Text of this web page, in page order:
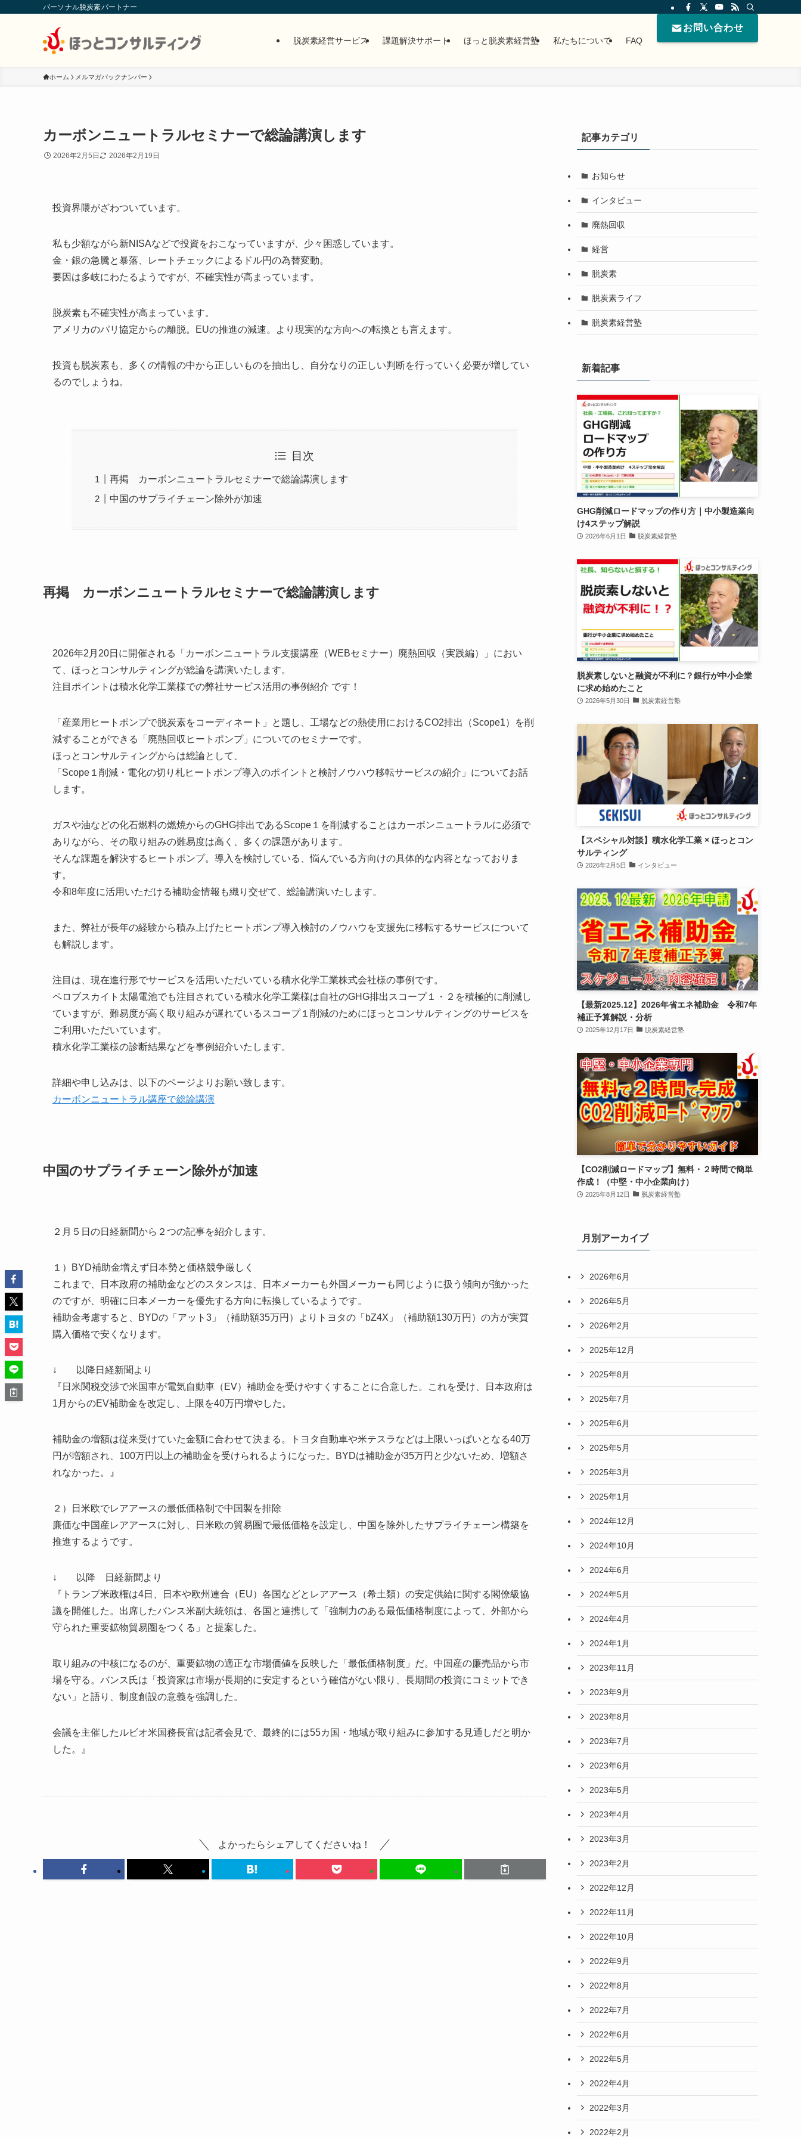
パーソナル脱炭素パートナー
脱炭素経営サービス 課題解決サポート ほっと脱炭素経営塾 私たちについて FAQ
お問い合わせ
ホーム メルマガバックナンバー
カーボンニュートラルセミナーで総論講演します
2026年2月5日 2026年2月19日
投資界隈がざわついています。
私も少額ながら新NISAなどで投資をおこなっていますが、少々困惑しています。
金・銀の急騰と暴落、レートチェックによるドル円の為替変動。
要因は多岐にわたるようですが、不確実性が高まっています。
脱炭素も不確実性が高まっています。
アメリカのパリ協定からの離脱。EUの推進の減速。より現実的な方向への転換とも言えます。
投資も脱炭素も、多くの情報の中から正しいものを抽出し、自分なりの正しい判断を行っていく必要が増してい
るのでしょうね。
目次
再掲 カーボンニュートラルセミナーで総論講演します
中国のサプライチェーン除外が加速
再掲 カーボンニュートラルセミナーで総論講演します
2026年2月20日に開催される「カーボンニュートラル支援講座（WEBセミナー）廃熱回収（実践編）」におい
て、ほっとコンサルティングが総論を講演いたします。
注目ポイントは積水化学工業様での弊社サービス活用の事例紹介 です！
「産業用ヒートポンプで脱炭素をコーディネート」と題し、工場などの熱使用におけるCO2排出（Scope1）を削
減することができる「廃熱回収ヒートポンプ」についてのセミナーです。
ほっとコンサルティングからは総論として、
「Scope１削減・電化の切り札ヒートポンプ導入のポイントと検討ノウハウ移転サービスの紹介」についてお話
します。
ガスや油などの化石燃料の燃焼からのGHG排出であるScope１を削減することはカーボンニュートラルに必須で
ありながら、その取り組みの難易度は高く、多くの課題があります。
そんな課題を解決するヒートポンプ。導入を検討している、悩んでいる方向けの具体的な内容となっておりま
す。
令和8年度に活用いただける補助金情報も織り交ぜて、総論講演いたします。
また、弊社が長年の経験から積み上げたヒートポンプ導入検討のノウハウを支援先に移転するサービスについて
も解説します。
注目は、現在進行形でサービスを活用いただいている積水化学工業株式会社様の事例です。
ペロブスカイト太陽電池でも注目されている積水化学工業様は自社のGHG排出スコープ１・２を積極的に削減し
ていますが、難易度が高く取り組みが遅れているスコープ１削減のためにほっとコンサルティングのサービスを
ご利用いただいています。
積水化学工業様の診断結果などを事例紹介いたします。
詳細や申し込みは、以下のページよりお願い致します。
カーボンニュートラル講座で総論講演
中国のサプライチェーン除外が加速
２月５日の日経新聞から２つの記事を紹介します。
１）BYD補助金増えず日本勢と価格競争厳しく
これまで、日本政府の補助金などのスタンスは、日本メーカーも外国メーカーも同じように扱う傾向が強かった
のですが、明確に日本メーカーを優先する方向に転換しているようです。
補助金考慮すると、BYDの「アット3」（補助額35万円）よりトヨタの「bZ4X」（補助額130万円）の方が実質
購入価格で安くなります。
↓ 以降日経新聞より
『日米関税交渉で米国車が電気自動車（EV）補助金を受けやすくすることに合意した。これを受け、日本政府は
1月からのEV補助金を改定し、上限を40万円増やした。
補助金の増額は従来受けていた金額に合わせて決まる。トヨタ自動車や米テスラなどは上限いっぱいとなる40万
円が増額され、100万円以上の補助金を受けられるようになった。BYDは補助金が35万円と少ないため、増額さ
れなかった。』
２）日米欧でレアアースの最低価格制で中国製を排除
廉価な中国産レアアースに対し、日米欧の貿易圏で最低価格を設定し、中国を除外したサプライチェーン構築を
推進するようです。
↓ 以降 日経新聞より
『トランプ米政権は4日、日本や欧州連合（EU）各国などとレアアース（希土類）の安定供給に関する閣僚級協
議を開催した。出席したバンス米副大統領は、各国と連携して「強制力のある最低価格制度によって、外部から
守られた重要鉱物貿易圏をつくる」と提案した。
取り組みの中核になるのが、重要鉱物の適正な市場価値を反映した「最低価格制度」だ。中国産の廉売品から市
場を守る。バンス氏は「投資家は市場が長期的に安定するという確信がない限り、長期間の投資にコミットでき
ない」と語り、制度創設の意義を強調した。
会議を主催したルビオ米国務長官は記者会見で、最終的には55カ国・地域が取り組みに参加する見通しだと明か
した。』
よかったらシェアしてくださいね！
記事カテゴリ
お知らせ
インタビュー
廃熱回収
経営
脱炭素
脱炭素ライフ
脱炭素経営塾
新着記事
GHG削減ロードマップの作り方｜中小製造業向
け4ステップ解説
2026年6月1日 脱炭素経営塾
脱炭素しないと融資が不利に？銀行が中小企業
に求め始めたこと
2026年5月30日 脱炭素経営塾
【スペシャル対談】積水化学工業 × ほっとコン
サルティング
2026年2月5日 インタビュー
【最新2025.12】2026年省エネ補助金 令和7年
補正予算解説・分析
2025年12月17日 脱炭素経営塾
【CO2削減ロードマップ】無料・２時間で簡単
作成！（中堅・中小企業向け）
2025年8月12日 脱炭素経営塾
月別アーカイブ
2026年6月
2026年5月
2026年2月
2025年12月
2025年8月
2025年7月
2025年6月
2025年5月
2025年3月
2025年1月
2024年12月
2024年10月
2024年6月
2024年5月
2024年4月
2024年1月
2023年11月
2023年9月
2023年8月
2023年7月
2023年6月
2023年5月
2023年4月
2023年3月
2023年2月
2022年12月
2022年11月
2022年10月
2022年9月
2022年8月
2022年7月
2022年6月
2022年5月
2022年4月
2022年3月
2022年2月